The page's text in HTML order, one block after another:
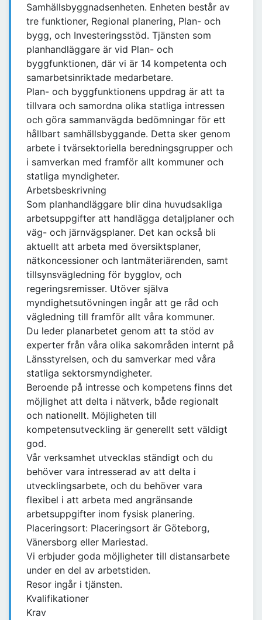
Samhällsbyggnadsenheten. Enheten består av
tre funktioner, Regional planering, Plan- och
bygg, och Investeringsstöd. Tjänsten som
planhandläggare är vid Plan- och
byggfunktionen, där vi är 14 kompetenta och
samarbetsinriktade medarbetare.
Plan- och byggfunktionens uppdrag är att ta
tillvara och samordna olika statliga intressen
och göra sammanvägda bedömningar för ett
hållbart samhällsbyggande. Detta sker genom
arbete i tvärsektoriella beredningsgrupper och
i samverkan med framför allt kommuner och
statliga myndigheter.
Arbetsbeskrivning
Som planhandläggare blir dina huvudsakliga
arbetsuppgifter att handlägga detaljplaner och
väg- och järnvägsplaner. Det kan också bli
aktuellt att arbeta med översiktsplaner,
nätkoncessioner och lantmäteriärenden, samt
tillsynsvägledning för bygglov, och
regeringsremisser. Utöver själva
myndighetsutövningen ingår att ge råd och
vägledning till framför allt våra kommuner.
Du leder planarbetet genom att ta stöd av
experter från våra olika sakområden internt på
Länsstyrelsen, och du samverkar med våra
statliga sektorsmyndigheter.
Beroende på intresse och kompetens finns det
möjlighet att delta i nätverk, både regionalt
och nationellt. Möjligheten till
kompetensutveckling är generellt sett väldigt
god.
Vår verksamhet utvecklas ständigt och du
behöver vara intresserad av att delta i
utvecklingsarbete, och du behöver vara
flexibel i att arbeta med angränsande
arbetsuppgifter inom fysisk planering.
Placeringsort: Placeringsort är Göteborg,
Vänersborg eller Mariestad.
Vi erbjuder goda möjligheter till distansarbete
under en del av arbetstiden.
Resor ingår i tjänsten.
Kvalifikationer
Krav